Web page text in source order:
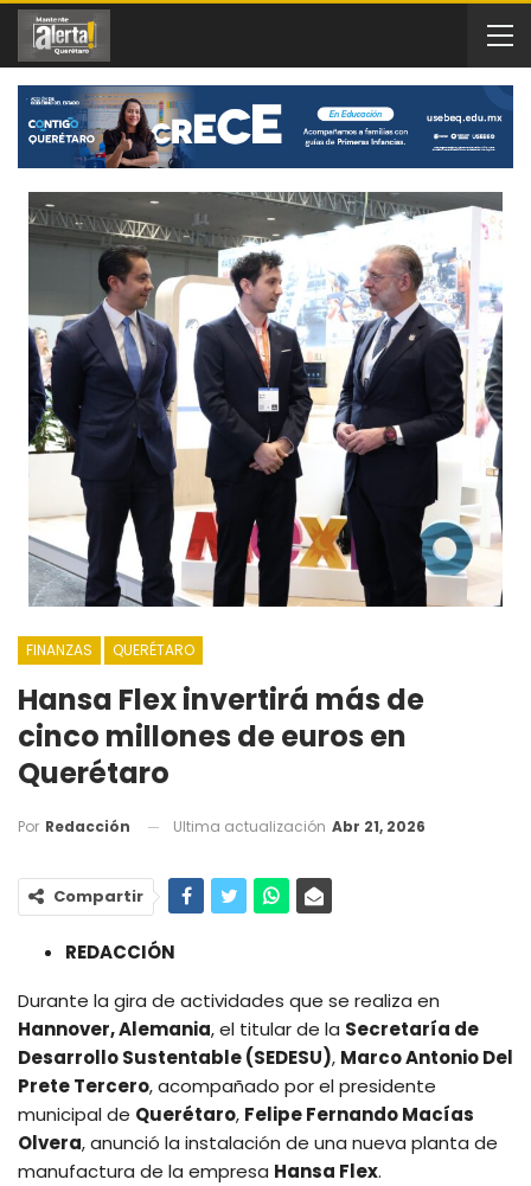
FINANZAS QUERÉTARO
Hansa Flex invertirá más de
cinco millones de euros en
Querétaro
Por Redacción Ultima actualización Abr 21, 2026
Compartir
REDACCIÓN
Durante la gira de actividades que se realiza en
Hannover, Alemania, el titular de la Secretaría de
Desarrollo Sustentable (SEDESU), Marco Antonio Del
Prete Tercero, acompañado por el presidente
municipal de Querétaro, Felipe Fernando Macías
Olvera, anunció la instalación de una nueva planta de
manufactura de la empresa Hansa Flex.